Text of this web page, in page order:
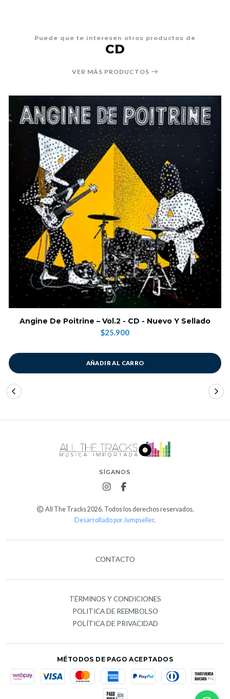
Puede que te interesen otros productos de
CD
VER MÁS PRODUCTOS
Angine De Poitrine – Vol.2 - CD - Nuevo Y Sellado
$25.900
AÑADIR AL CARRO
SÍGANOS
All The Tracks 2026. Todos los derechos reservados.
Desarrollado por Jumpseller.
CONTACTO
TÉRMINOS Y CONDICIONES
POLITICA DE REEMBOLSO
POLÍTICA DE PRIVACIDAD
MÉTODOS DE PAGO ACEPTADOS